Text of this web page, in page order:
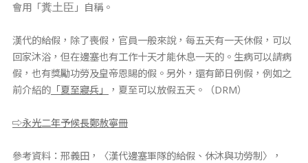
會用「糞土臣 」自稱。
漢代的給假，除了喪假，官員一般來說，每五天有一天休假，可以
回家沐浴，但在邊塞也有工作十天才能休息一天的。生病可以請病
假，也有獎勵功勞及皇帝恩賜的假。另外，還有節日例假，例如之
前介紹的「夏至寢兵」 ，夏至可以放假五天。（DRM）
⇨永光二年予候長鄭赦寧冊
參考資料：邢義田，〈漢代邊塞軍隊的給假、休沐與功勞制〉，